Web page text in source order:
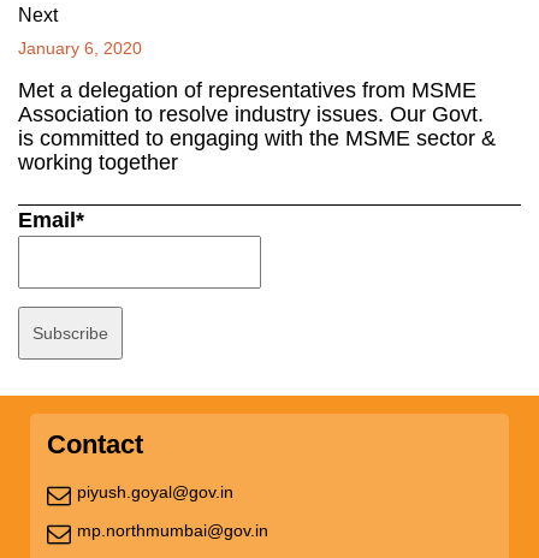
Next
January 6, 2020
Met a delegation of representatives from MSME
Association to resolve industry issues. Our Govt.
is committed to engaging with the MSME sector &
working together
Email*
Contact
piyush.goyal@gov.in
mp.northmumbai@gov.in